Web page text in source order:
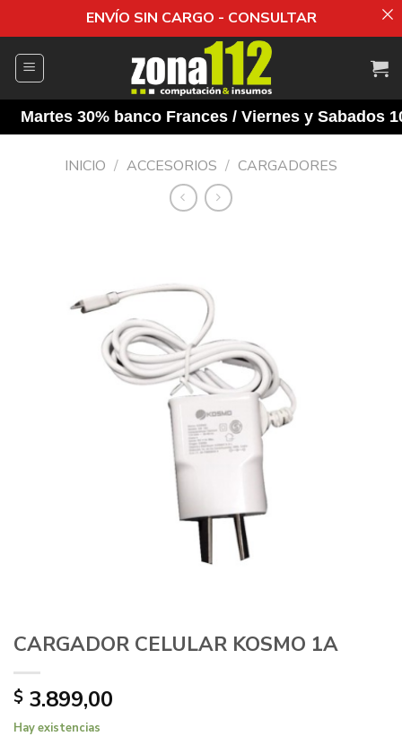
ENVÍO SIN CARGO - CONSULTAR
Martes 30% banco Frances / Viernes y Sabados
INICIO / ACCESORIOS / CARGADORES
CARGADOR CELULAR KOSMO 1A
$ 3.899,00
Hay existencias